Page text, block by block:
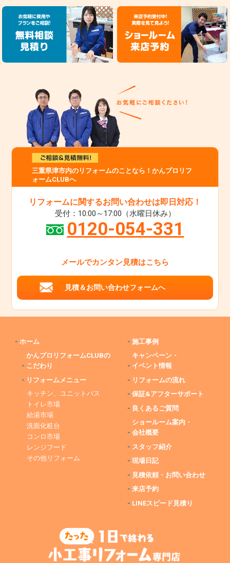
三重県津市内のリフォームのことなら！かんプロリフ
ォームCLUBへ
リフォームに関するお問い合わせは即日対応！
受付：10:00～17:00（水曜日休み）
0120-054-331
メールでカンタン見積はこちら
見積＆お問い合わせフォームへ
- ホーム
-
かんプロリフォームCLUBの
こだわり
- リフォームメニュー
キッチン、ユニットバス
トイレ市場
給湯市場
洗面化粧台
コンロ市場
レンジフード
その他リフォーム
-施工事例
-
キャンペーン・
イベント情報
- リフォームの流れ
-保証&アフターサポート
- 良くあるご質問
-
ショールーム案内・
会社概要
- スタッフ紹介
-現場日記
- 見積依頼・お問い合わせ
-来店予約
- LINEスピード見積り